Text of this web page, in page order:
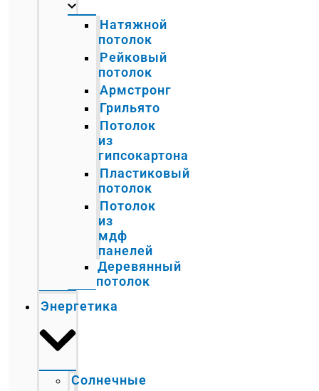
Натяжной
потолок
Рейковый
потолок
Армстронг
Грильято
Потолок
из
гипсокартона
Пластиковый
потолок
Потолок
из
мдф
панелей
Деревянный
потолок
Энергетика
Солнечные